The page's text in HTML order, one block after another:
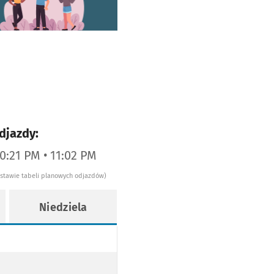
PM • 11:02 PM
tabeli planowych odjazdów)
Niedziela